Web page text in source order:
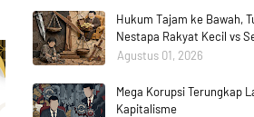
Hukum Tajam ke Bawah,
Nestapa Rakyat Kecil vs
Agustus 01, 2026
Mega Korupsi Terungkap
Kapitalisme